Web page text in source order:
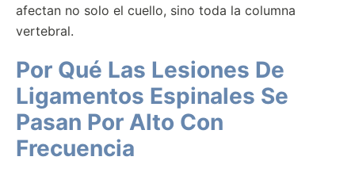
afectan no solo el cuello, sino toda la columna
vertebral.
Por Qué Las Lesiones De
Ligamentos Espinales Se
Pasan Por Alto Con
Frecuencia